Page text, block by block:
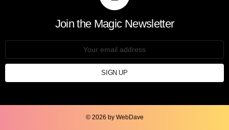
Join the Magic Newsletter
© 2026 by WebDave